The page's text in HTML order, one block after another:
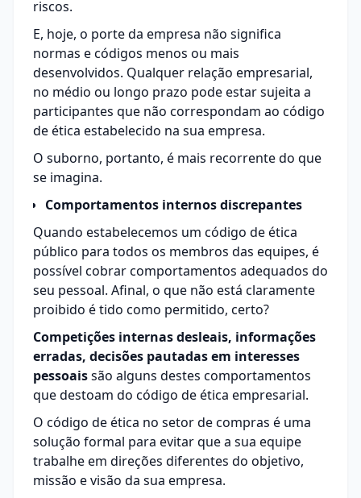
riscos.
E, hoje, o porte da empresa não significa
normas e códigos menos ou mais
desenvolvidos. Qualquer relação empresarial,
no médio ou longo prazo pode estar sujeita a
participantes que não correspondam ao código
de ética estabelecido na sua empresa.
O suborno, portanto, é mais recorrente do que
se imagina.
Comportamentos internos discrepantes
Quando estabelecemos um código de ética
público para todos os membros das equipes, é
possível cobrar comportamentos adequados do
seu pessoal. Afinal, o que não está claramente
proibido é tido como permitido, certo?
Competições internas desleais, informações
erradas, decisões pautadas em interesses
pessoaissão alguns destes comportamentos
que destoam do código de ética empresarial.
O código de ética no setor de compras é uma
solução formal para evitar que a sua equipe
trabalhe em direções diferentes do objetivo,
missão e visão da sua empresa.